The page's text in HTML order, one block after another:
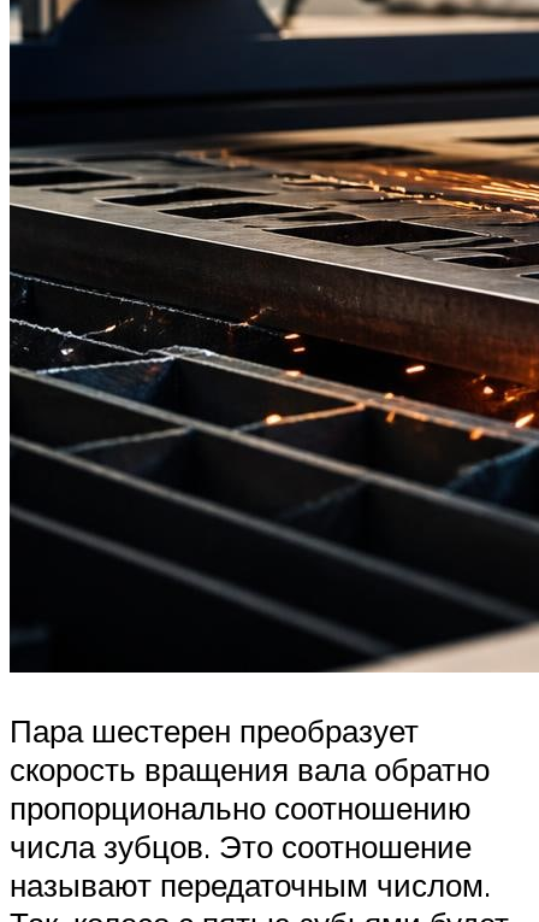
Пара шестерен преобразует
скорость вращения вала обратно
пропорционально соотношению
числа зубцов. Это соотношение
называют передаточным числом.